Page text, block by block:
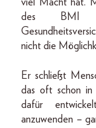
viel Macht hat.
des BMI
nicht die
Er schließt
das oft schon in
dafür
anzuwenden –